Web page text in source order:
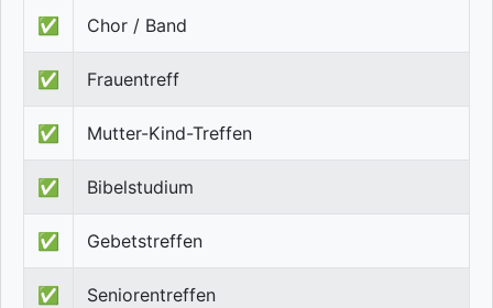
✅ Chor / Band
✅ Frauentreff
✅ Mutter-Kind-Treffen
✅ Bibelstudium
✅ Gebetstreffen
✅ Seniorentreffen